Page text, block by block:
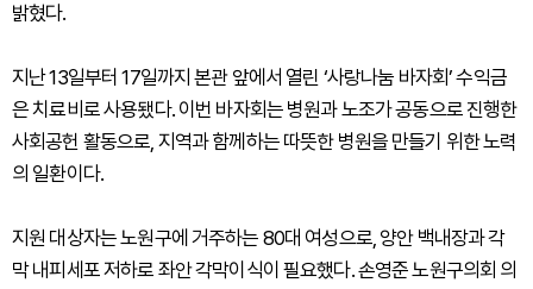
밝혔다.
지난 13일부터 17일까지 본관 앞에서 열린 ‘사랑나눔 바자회’ 수익금
은 치료비로 사용됐다. 이번 바자회는 병원과 노조가 공동으로 진행한
사회공헌 활동으로, 지역과 함께하는 따뜻한 병원을 만들기 위한 노력
의 일환이다.
지원 대상자는 노원구에 거주하는 80대 여성으로, 양안 백내장과 각
막 내피세포 저하로 좌안 각막이식이 필요했다. 손영준 노원구의회 의